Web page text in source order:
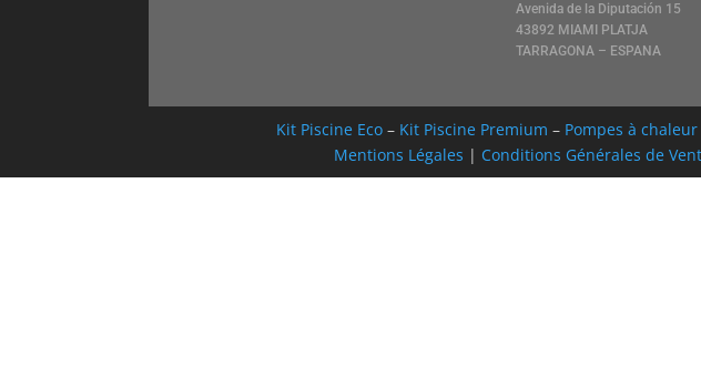
Avenida de la Diputación 15
43892 MIAMI PLATJA
TARRAGONA – ESPANA
Kit Piscine Eco – Kit Piscine Premium – Pompes à
Mentions Légales | Conditions Générales de